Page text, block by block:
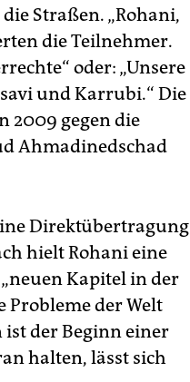
Straßen. „Rohani,
die Teilnehmer.
oder: „Unsere
und Karrubi.“ Die
2009 gegen die
Ahmadinedschad
Direktübertragung
hielt Rohani eine
Kapitel in der
Probleme der Welt
ist der Beginn einer
halten, lässt sich